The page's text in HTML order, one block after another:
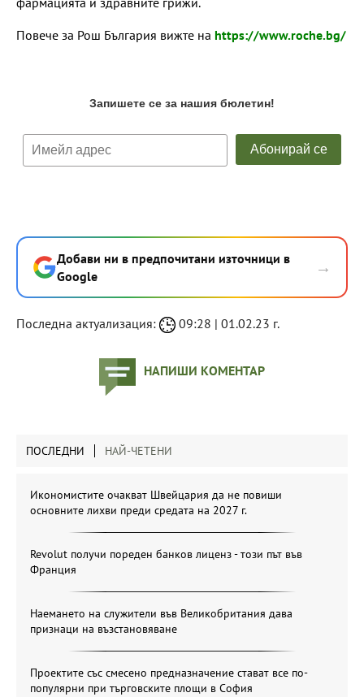
Повече за Рош България вижте на https://www.roche.bg/
Добави ни в предпочитани източници в
Google
→
Последна актуализация: 09:28 | 01.02.23 г.
НАПИШИ КОМЕНТАР
ПОСЛЕДНИ НАЙ-ЧЕТЕНИ
Икономистите очакват Швейцария да не повиши
основните лихви преди средата на 2027 г.
Revolut получи пореден банков лиценз - този път във
Франция
Наемането на служители във Великобритания дава
признаци на възстановяване
Проектите със смесено предназначение стават все по-
популярни при търговските площи в София